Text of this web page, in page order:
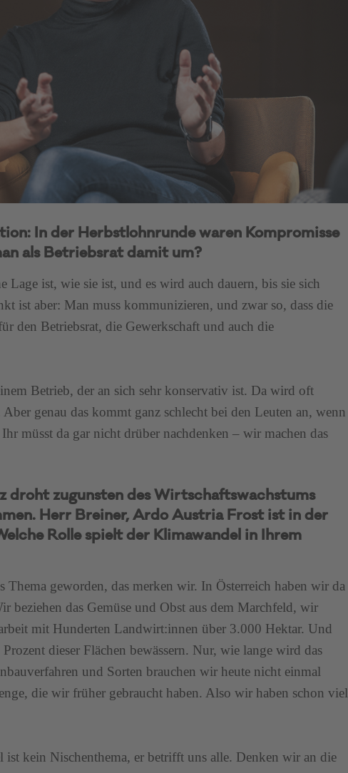
In der Herbstlohnrunde waren Kompromisse
als Betriebsrat damit um?
Lage ist, wie sie ist, und es wird auch dauern, bis sie sich
ist aber: Man muss kommunizieren, und zwar so, dass die
den Betriebsrat, die Gewerkschaft und auch die
Betrieb, der an sich sehr konservativ ist. Da wird oft
genau das kommt ganz schlecht bei den Leuten an, wenn
müsst da gar nicht drüber nachdenken – wir machen das
droht zugunsten des Wirtschaftswachstums
Herr Breiner, Ardo Austria Frost ist in der
Rolle spielt der Klimawandel in Ihrem
Thema geworden, das merken wir. In Österreich haben wir da
beziehen das Gemüse und Obst aus dem Marchfeld, wir
mit Hunderten Landwirt:innen über 3.000 Hektar. Und
dieser Flächen bewässern. Nur, wie lange wird das
und Sorten brauchen wir heute nicht einmal
die wir früher gebraucht haben. Also wir haben schon viel
ist kein Nischenthema, er betrifft uns alle. Denken wir an die